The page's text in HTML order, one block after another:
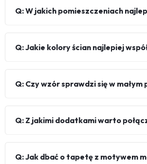
Q: W jakich pomieszczeniach
Q: Jakie kolory ścian najlepiej
Q: Czy wzór sprawdzi się w małym
Q: Z jakimi dodatkami warto
Q: Jak dbać o tapetę z motywem